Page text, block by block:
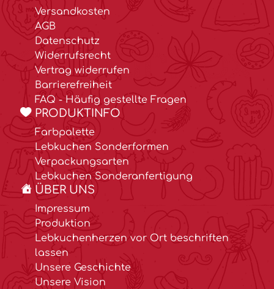
Versandkosten
AGB
Datenschutz
Widerrufsrecht
Vertrag widerrufen
Barrierefreiheit
FAQ - Häufig gestellte Fragen
PRODUKTINFO
Farbpalette
Lebkuchen Sonderformen
Verpackungsarten
Lebkuchen Sonderanfertigung
ÜBER UNS
Impressum
Produktion
Lebkuchenherzen vor Ort beschriften
lassen
Unsere Geschichte
Unsere Vision